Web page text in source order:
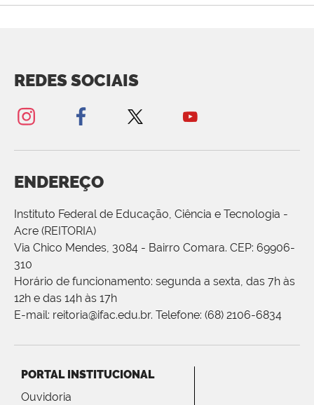
REDES SOCIAIS
ENDEREÇO
Instituto Federal de Educação, Ciência e Tecnologia -
Acre (REITORIA)
Via Chico Mendes, 3084 - Bairro Comara. CEP: 69906-
310
Horário de funcionamento: segunda a sexta, das 7h às
12h e das 14h às 17h
E-mail: reitoria@ifac.edu.br. Telefone: (68) 2106-6834
PORTAL INSTITUCIONAL
Ouvidoria